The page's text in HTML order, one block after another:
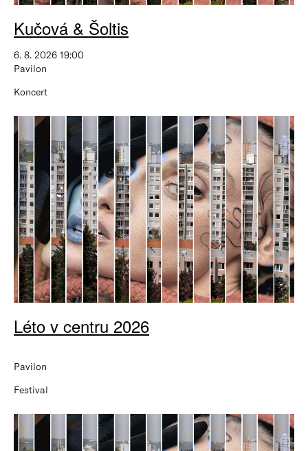
Kučová & Šoltis
6. 8. 2026 19:00
Pavilon
Koncert
Léto v centru 2026
Pavilon
Festival